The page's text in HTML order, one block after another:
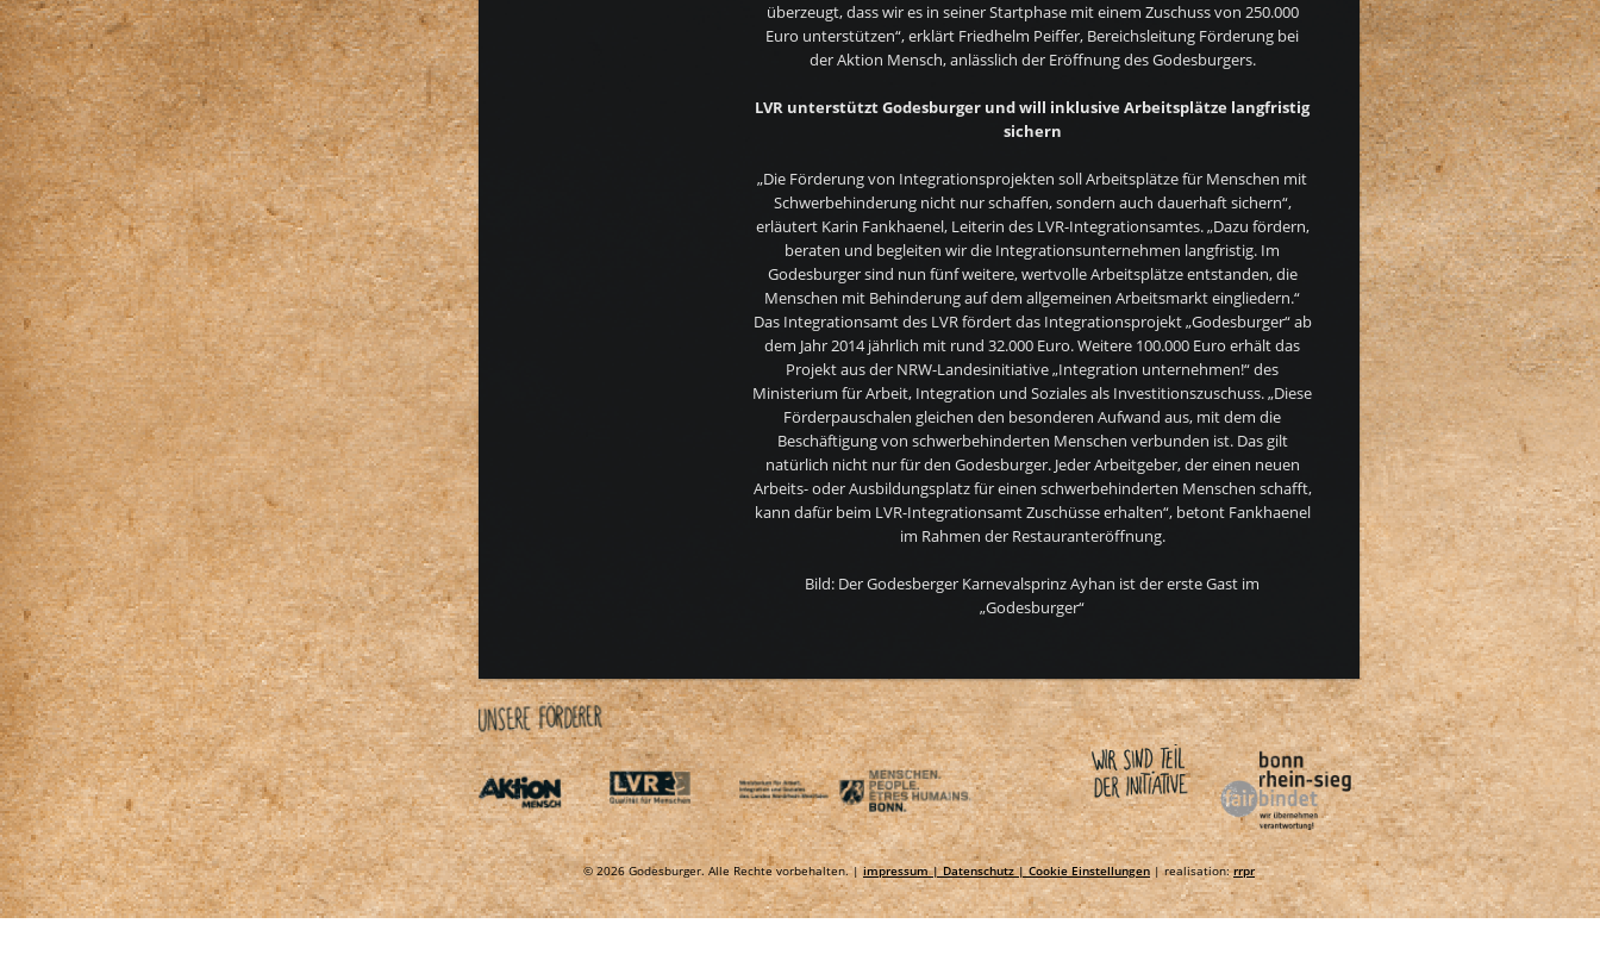
überzeugt, dass wir es in seiner Startphase mit einem Zuschuss von 250.000
Euro unterstützen“, erklärt Friedhelm Peiffer, Bereichsleitung Förderung bei
der Aktion Mensch, anlässlich der Eröffnung des Godesburgers.
LVR unterstützt Godesburger und will inklusive Arbeitsplätze langfristig
sichern
„Die Förderung von Integrationsprojekten soll Arbeitsplätze für Menschen mit
Schwerbehinderung nicht nur schaffen, sondern auch dauerhaft sichern“,
erläutert Karin Fankhaenel, Leiterin des LVR-Integrationsamtes. „Dazu fördern,
beraten und begleiten wir die Integrationsunternehmen langfristig. Im
Godesburger sind nun fünf weitere, wertvolle Arbeitsplätze entstanden, die
Menschen mit Behinderung auf dem allgemeinen Arbeitsmarkt eingliedern.“
Das Integrationsamt des LVR fördert das Integrationsprojekt „Godesburger“ ab
dem Jahr 2014 jährlich mit rund 32.000 Euro. Weitere 100.000 Euro erhält das
Projekt aus der NRW-Landesinitiative „Integration unternehmen!“ des
Ministerium für Arbeit, Integration und Soziales als Investitionszuschuss. „Diese
Förderpauschalen gleichen den besonderen Aufwand aus, mit dem die
Beschäftigung von schwerbehinderten Menschen verbunden ist. Das gilt
natürlich nicht nur für den Godesburger. Jeder Arbeitgeber, der einen neuen
Arbeits- oder Ausbildungsplatz für einen schwerbehinderten Menschen schafft,
kann dafür beim LVR-Integrationsamt Zuschüsse erhalten“, betont Fankhaenel
im Rahmen der Restauranteröffnung.
Bild: Der Godesberger Karnevalsprinz Ayhan ist der erste Gast im
„Godesburger“
© 2026 Godesburger. Alle Rechte vorbehalten. |impressum |Datenschutz |Cookie Einstellungen | realisation:rrpr